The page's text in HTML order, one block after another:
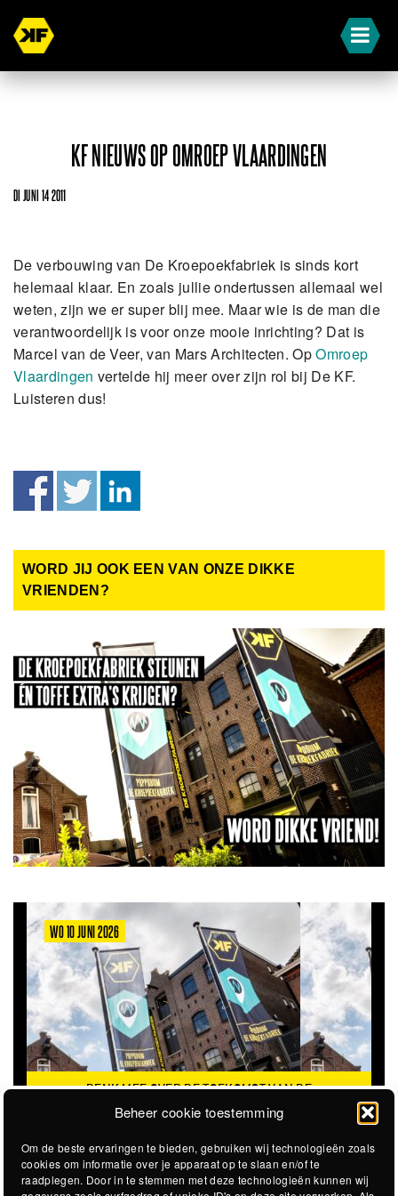
Beheer cookie toestemming
Om de beste ervaringen te bieden, gebruiken wij technologieën zoals
cookies om informatie over je apparaat op te slaan en/of te
raadplegen. Door in te stemmen met deze technologieën kunnen wij
KF NIEUWS OP OMROEP VLAARDINGEN
DI JUNI 14 2011
De verbouwing van De Kroepoekfabriek is sinds kort
helemaal klaar. En zoals jullie ondertussen allemaal wel
weten, zijn we er super blij mee. Maar wie is de man die
verantwoordelijk is voor onze mooie inrichting? Dat is
Marcel van de Veer, van Mars Architecten. OpOmroep
Vlaardingen vertelde hij meer over zijn rol bij De KF.
Luisteren dus!
WORD JIJ OOK EEN VAN ONZE DIKKE
VRIENDEN?
WO 10 JUNI 2026
DENK MEE OVER DE TOEKOMST VAN DE
KROEPOEKFABRIEK